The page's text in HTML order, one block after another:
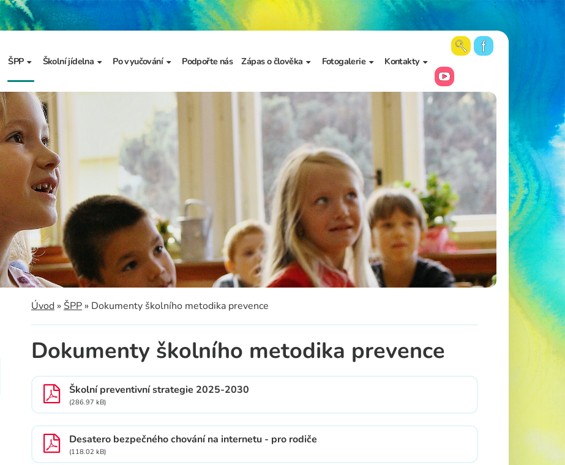
informace
a výchova
1. třídy
projekty
dálku
ŠPP
Základní informace
Dokumenty školního
metodika prevence
Školní jídelna
Jídelníček
Po vyučování
Školní družina
Školní klub
Kroužky
Bellhop čipový systém
Podpořte nás Zápas o člověka
Prezentace školy a
výzkumu
Fotogalerie
Aktuální fotky
Archiv fotogalerií
Kontakty
Vedení školy
Kancelář školy
Zájmové vzdělávání
Školní poradenské
pracoviště
Učitelé
Asistenti pedagoga
Napište nám
Úvod » ŠPP » Dokumenty školního metodika prevence
Dokumenty školního metodika prevence
Školní preventivní strategie 2025-2030
(286.97 kB)
Desatero bezpečného chování na internetu - pro rodiče
(118.02 kB)